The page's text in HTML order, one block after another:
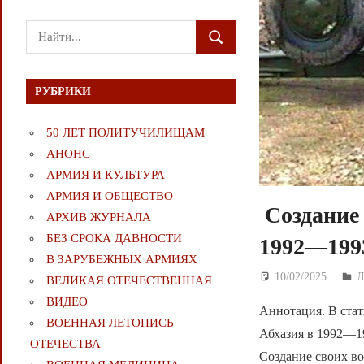
10/02/2025
Аннотация. В
Абхазия в
Создание своих
Поиск
для:
ПОИСК
РУБРИКИ
50 ЛЕТ ПОЛИТУЧИЛИЩАМ
АНОНС
АРМИЯ И КУЛЬТУРА
АРМИЯ И ОБЩЕСТВО
АРХИВ ЖУРНАЛА
БЕЗ СРОКА ДАВНОСТИ
В ЗАРУБЕЖНЫХ АРМИЯХ
ВЕЛИКАЯ ОТЕЧЕСТВЕННАЯ
ВИДЕО
ВОЕННАЯ ЛЕТОПИСЬ
ОТЕЧЕСТВА